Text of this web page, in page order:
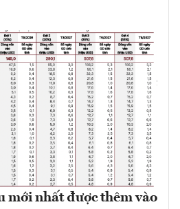
mới nhất được thêm vào